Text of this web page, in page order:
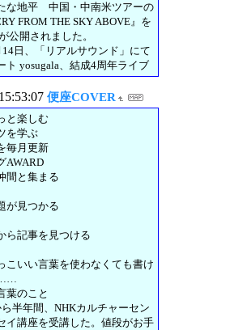
な地平 中国・中南米ツアーの
FROM THE SKY ABOVE』を
公開されました。
14日、「リアルサウンド」にて
ト yosugala、結成4周年ライブ
便座COVER
と楽しむ
を学ぶ
毎月更新
AWARD
間と集まる
が見つかる
ら記事を見つける
こいい言葉を使わなくても書け
……
葉のこと
半年間、NHKカルチャーセン
イ講座を受講した。値段がお手